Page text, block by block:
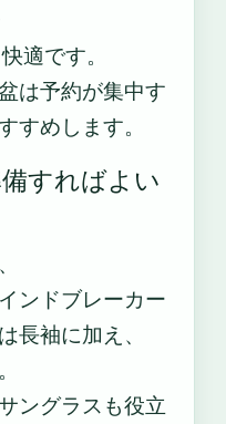
適です。
は予約が集中す
すめします。
すればよい
ンドブレーカー
長袖に加え、
ングラスも役立